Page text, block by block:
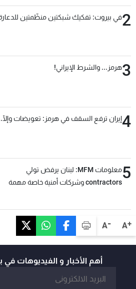
A+
A-
2في بيروت: تفكيك شبكتين منظّمتين
3هرمز... والشرط الإيراني!
4إيران ترفع السقف في هرمز: تعويضات
5
معلومات MFM: لبنان يرفض تولي
contractors وشركات أمنية خاصة مهمة
أهم الأخبار و الفيديوهات في